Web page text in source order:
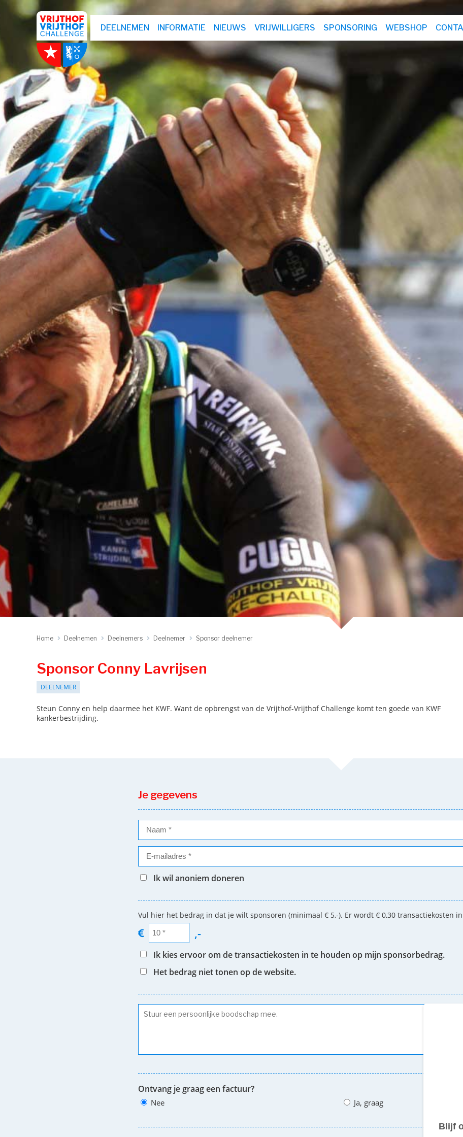
DEELNEMEN INFORMATIE NIEUWS VRIJWILLIGERS SPONSORING WEBSHOP
Home Deelnemen Deelnemers Deelnemer Sponsor deelnemer
Sponsor Conny Lavrijsen
DEELNEMER
Steun Conny en help daarmee het KWF. Want de opbrengst van de Vrijthof-Vrijthof Challenge komt ten goede van KWF
kankerbestrijding.
Je gegevens
Ik wil anoniem doneren
Vul hier het bedrag in dat je wilt sponsoren (minimaal € 5,-). Er wordt € 0,30 transactiekosten
,-
Ik kies ervoor om de transactiekosten in te houden op mijn sponsorbedrag.
Het bedrag niet tonen op de website.
Ontvang je graag een factuur?
Nee Ja, graag